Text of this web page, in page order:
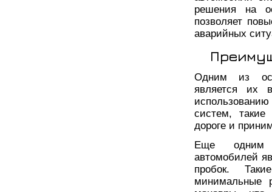
решения на
позволяет
аварийных
Одним из
является их
систем, такие
дороге и
Еще одним
автомобилей
пробок.
минимальные